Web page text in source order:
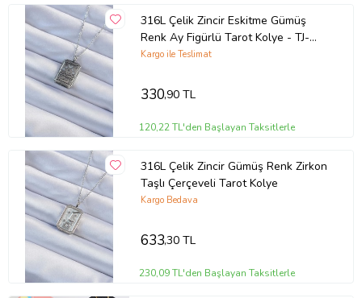
316L Çelik Zincir Eskitme Gümüş
Renk Ay Figürlü Tarot Kolye - TJ-
BKO9222
Kargo ile Teslimat
330,90 TL
120,22 TL'den Başlayan Taksitlerle
316L Çelik Zincir Gümüş Renk Zirkon
Taşlı Çerçeveli Tarot Kolye
Kargo Bedava
633,30 TL
230,09 TL'den Başlayan Taksitlerle